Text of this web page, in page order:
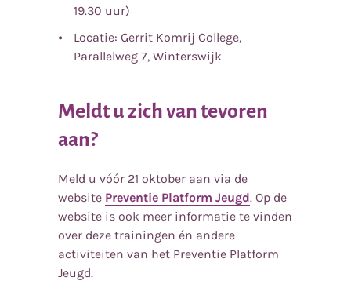
19.30 uur)
Locatie: Gerrit Komrij College,
Parallelweg 7, Winterswijk
Meldt u zich van tevoren
aan?
Meld u vóór 21 oktober aan via de
website Preventie Platform Jeugd. Op de
website is ook meer informatie te vinden
over deze trainingen én andere
activiteiten van het Preventie Platform
Jeugd.